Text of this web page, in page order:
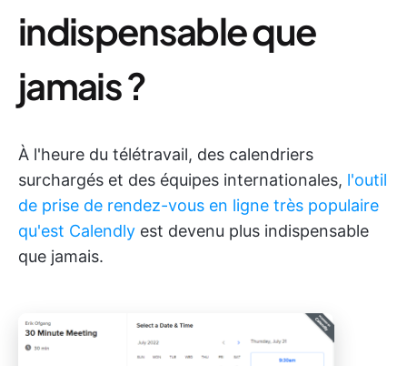
indispensable que
jamais ?
À l'heure du télétravail, des calendriers
surchargés et des équipes internationales, l'outil
de prise de rendez-vous en ligne très populaire
qu'est Calendly est devenu plus indispensable
que jamais.